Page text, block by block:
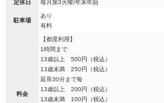
定休日 毎月第3火曜/年末年始
駐車場
あり
有料
料金
【都度利用】
1時間まで
13歳以上 500円（税込）
13歳未満 250円（税込）
延長30分まで毎
13歳以上 200円（税込）
13歳未満 100円（税込）